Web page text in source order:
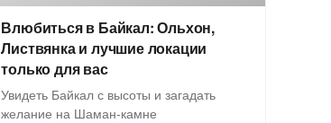
Влюбиться в Байкал: Ольхон,
Листвянка и лучшие локации
только для вас
Увидеть Байкал с высоты и загадать
желание на Шаман-камне